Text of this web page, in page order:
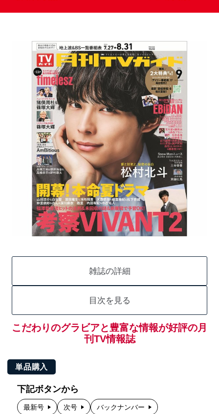
雑誌の詳細
目次を見る
こだわりのグラビアと豊富な情報が好評の月
刊TV情報誌
単品購入
下記ボタンから
最新号 次号 バックナンバー